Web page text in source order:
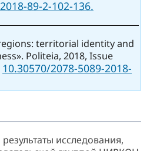
89-2-102-136.
territorial identity and
Politeia, 2018, Issue
10.30570/2078-5089-2018-
исследования,